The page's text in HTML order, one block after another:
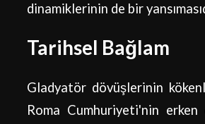
dinamiklerinin de bir
Tarihsel Bağlam
Gladyatör dövüşlerinin
Roma Cumhuriyeti'nin